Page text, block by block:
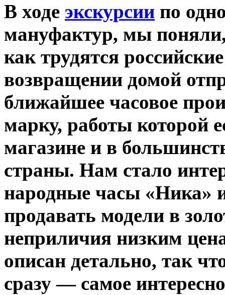
В ходе экскурсии по
мануфактур, мы
как трудятся
возвращении домой
ближайшее часовое
марку, работы которой
магазине и в
страны. Нам стало
народные часы «Ника»
продавать модели в
неприличия низким
описан детально, так
сразу — самое